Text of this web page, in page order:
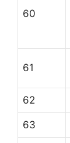
60
61
62
63